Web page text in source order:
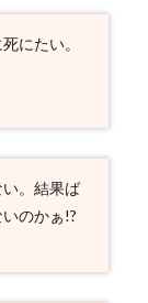
にたい。
。結果ば
のかぁ!?